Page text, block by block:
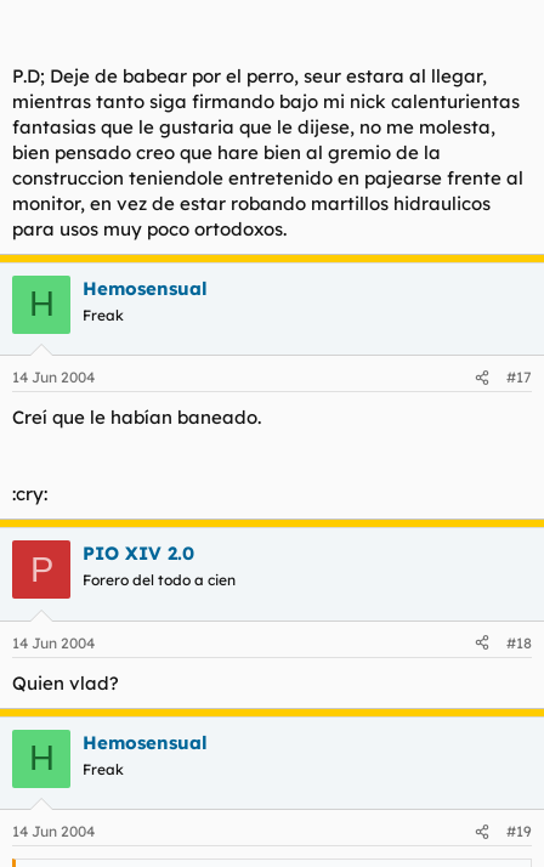
P.D; Deje de babear por el perro, seur estara al llegar,
mientras tanto siga firmando bajo mi nick calenturientas
fantasias que le gustaria que le dijese, no me molesta,
bien pensado creo que hare bien al gremio de la
construccion teniendole entretenido en pajearse frente al
monitor, en vez de estar robando martillos hidraulicos
para usos muy poco ortodoxos.
H Hemosensual
Freak
14 Jun 2004 #17
Creí que le habían baneado.
:cry:
P PIO XIV 2.0
Forero del todo a cien
14 Jun 2004 #18
Quien vlad?
H Hemosensual
Freak
14 Jun 2004 #19